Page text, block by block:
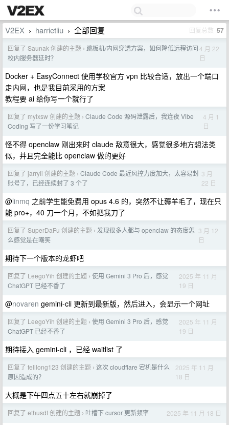
V2EX › harrietliu › 全部回复 回复总数 57
回复了 Saunak 创建的主题 › 跳板机/内网穿透方案，如何降低远程访问
校内服务器延时？
4 月 22
日
Docker + EasyConnect 使用学校官方 vpn 比较合适，放出一个端口
走内网，也是我目前采用的方案
教程要 ai 给你写一个就行了
回复了 mylxsw 创建的主题 › Claude Code 源码泄露后，我连夜 Vibe
Coding 写了一份学习笔记
4 月 1
日
怪不得 openclaw 刚出来时 claude 敌意很大，感觉很多地方想法类
似，并且完全能比 openclaw 做的更好
回复了 jarryli 创建的主题 › Claude Code 最近风控力度加大，太容易封
账号了，已经连续封了 3 个了
3 月
22 日
@linmq 之前学生能免费用 opus 4.6 的，突然不让薅羊毛了，现在只
能 pro+，40 刀一个月，不如把我刀了
回复了 SuperDaFu 创建的主题 › 发现很多人都与 openclaw 的态度怎
么感觉是在嘲笑
3 月 12
日
期待下一个版本的龙虾吧
回复了 LeegoYih 创建的主题 › 使用 Gemini 3 Pro 后，感觉
ChatGPT 已经不香了
2025 年 11 月
19 日
@novaren gemini-cli 更新到最新版，然后进入，会显示一个网址
回复了 LeegoYih 创建的主题 › 使用 Gemini 3 Pro 后，感觉
ChatGPT 已经不香了
2025 年 11 月
19 日
期待接入 gemini-cli ，已经 waitlist 了
回复了 felilong123 创建的主题 › 这次 cloudflare 宕机是什么
原因造成的？
2025 年 11 月
18 日
大概是下午四点五十左右就崩掉了
回复了 ethusdt 创建的主题 › 吐槽下 cursor 更新频率 2025 年 11 月 18 日